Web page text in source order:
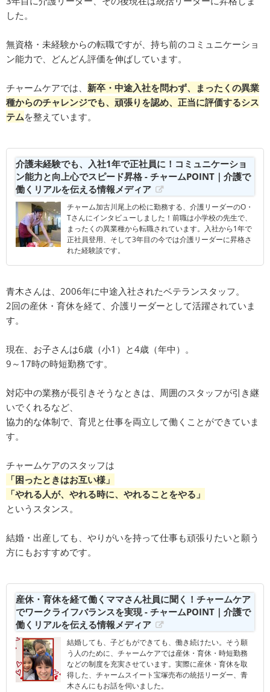
した。
無資格・未経験からの転職ですが、持ち前のコミュニケーショ
ン能力で、どんどん評価を伸ばしています。
チャームケアでは、 新卒・中途入社を問わず、まったくの異業
種からのチャレンジでも、頑張りを認め、正当に評価するシス
テムを整えています。
介護未経験でも、入社1年で正社員に！コミュニケーショ
ン能力と向上心でスピード昇格 - チャームPOINT｜介護で
働くリアルを伝える情報メディア
チャーム加古川尾上の松に勤務する、介護リーダーのO・
Tさんにインタビューしました！前職は小学校の先生で、
まったくの異業種から転職されています。入社から1年で
正社員登用、そして3年目の今では介護リーダーに昇格さ
れた経験談です。
青木さんは、2006年に中途入社されたベテランスタッフ。
2回の産休・育休を経て、介護リーダーとして活躍されていま
す。
現在、お子さんは6歳（小1）と4歳（年中）。
9～17時の時短勤務です。
対応中の業務が長引きそうなときは、周囲のスタッフが引き継
いでくれるなど、
協力的な体制で、育児と仕事を両立して働くことができていま
す。
チャームケアのスタッフは
「困ったときはお互い様」
「やれる人が、やれる時に、やれることをやる」
というスタンス。
結婚・出産しても、やりがいを持って仕事も頑張りたいと願う
方にもおすすめです。
産休・育休を経て働くママさん社員に聞く！チャームケア
でワークライフバランスを実現 - チャームPOINT｜介護で
働くリアルを伝える情報メディア
結婚しても、子どもができても、働き続けたい。そう願
う人のために、チャームケアでは産休・育休・時短勤務
などの制度を充実させています。実際に産休・育休を取
得した、チャームスイート宝塚売布の統括リーダー、青
木さんにもお話を伺いました。